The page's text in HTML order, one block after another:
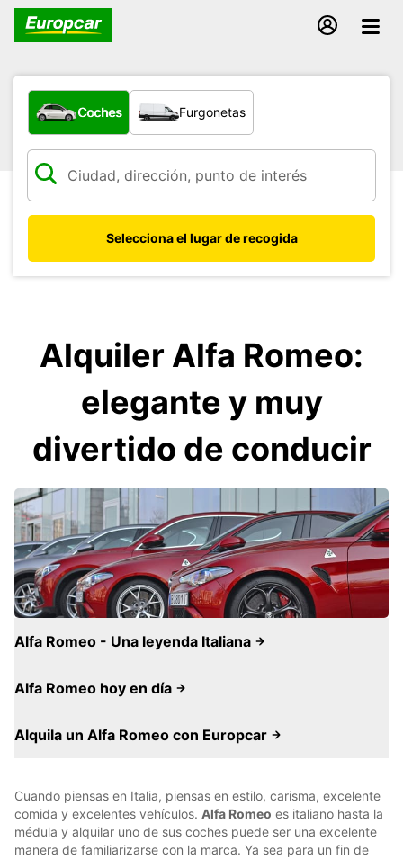
¿Qué tipo de vehículo?
Coches Furgonetas
Selecciona el lugar de recogida
Alquiler Alfa Romeo:
elegante y muy
divertido de conducir
Alfa Romeo - Una leyenda Italiana
Alfa Romeo hoy en día
Alquila un Alfa Romeo con Europcar
Cuando piensas en Italia, piensas en estilo, carisma, excelente
comida y excelentes vehículos. Alfa Romeo es italiano hasta la
médula y alquilar uno de sus coches puede ser una excelente
manera de familiarizarse con la marca. Ya sea para un fin de